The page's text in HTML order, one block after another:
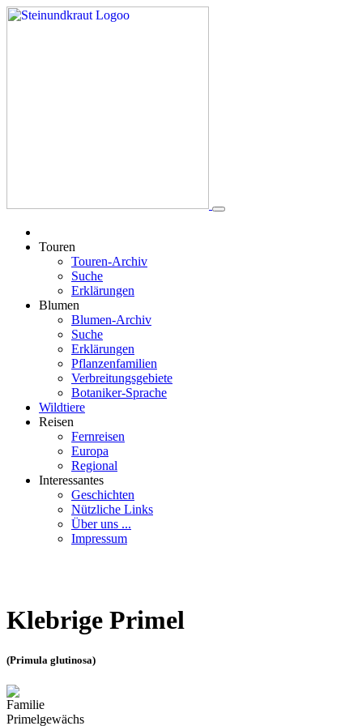
Touren
Touren-Archiv
Suche
Erklärungen
Blumen
Blumen-Archiv
Suche
Erklärungen
Pflanzenfamilien
Verbreitungsgebiete
Botaniker-Sprache
Wildtiere
Reisen
Fernreisen
Europa
Regional
Interessantes
Geschichten
Nützliche Links
Über uns ...
Impressum
Klebrige Primel
(Primula glutinosa)
Familie
Primelgewächs